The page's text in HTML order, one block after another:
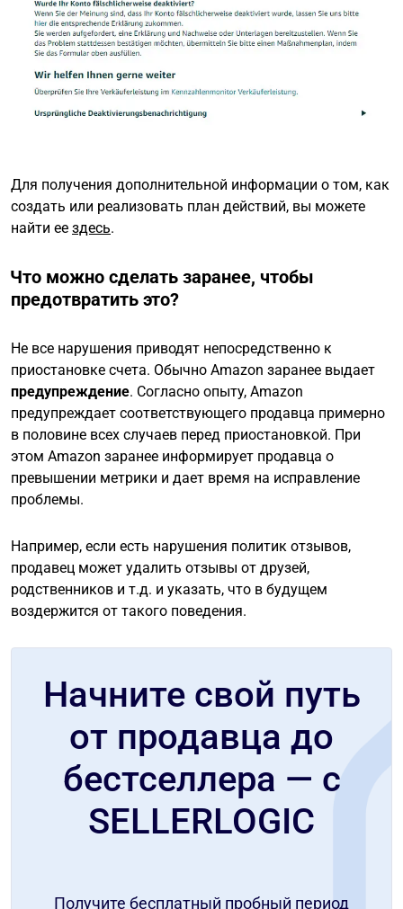
Для получения дополнительной информации о том, как
создать или реализовать план действий, вы можете
найти ее здесь.
Что можно сделать заранее, чтобы
предотвратить это?
Не все нарушения приводят непосредственно к
приостановке счета. Обычно Amazon заранее выдает
предупреждение. Согласно опыту, Amazon
предупреждает соответствующего продавца примерно
в половине всех случаев перед приостановкой. При
этом Amazon заранее информирует продавца о
превышении метрики и дает время на исправление
проблемы.
Например, если есть нарушения политик отзывов,
продавец может удалить отзывы от друзей,
родственников и т.д. и указать, что в будущем
воздержится от такого поведения.
Начните свой путь
от продавца до
бестселлера — с
SELLERLOGIC
Получите бесплатный пробный период